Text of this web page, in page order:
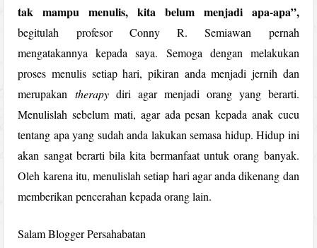
tak mampu menulis, kita belum menjadi apa-apa”,
begitulah profesor Conny R. Semiawan pernah
mengatakannya kepada saya. Semoga dengan melakukan
proses menulis setiap hari, pikiran anda menjadi jernih dan
merupakan therapydiri agar menjadi orang yang berarti.
Menulislah sebelum mati, agar ada pesan kepada anak cucu
tentang apa yang sudah anda lakukan semasa hidup. Hidup ini
akan sangat berarti bila kita bermanfaat untuk orang banyak.
Oleh karena itu, menulislah setiap hari agar anda dikenang dan
memberikan pencerahan kepada orang lain.
Salam Blogger Persahabatan